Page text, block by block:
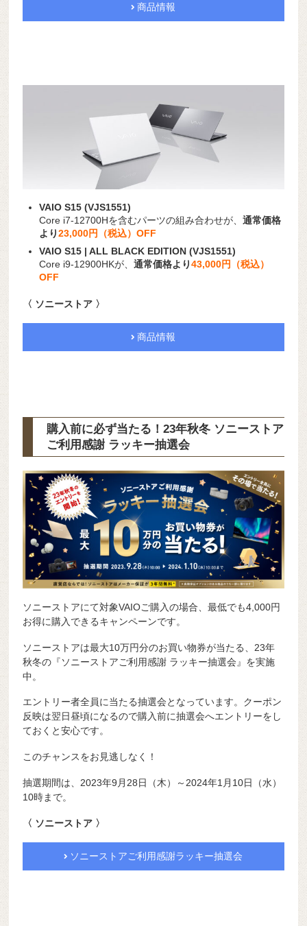
商品情報
VAIO S15 (VJS1551)
Core i7-12700Hを含むパーツの組み合わせが、通常価格
より23,000円（税込）OFF
VAIO S15 | ALL BLACK EDITION (VJS1551)
Core i9-12900HKが、通常価格より43,000円（税込）
OFF
〈 ソニーストア 〉
商品情報
購入前に必ず当たる！23年秋冬 ソニーストア
ご利用感謝 ラッキー抽選会
ソニーストアにて対象VAIOご購入の場合、最低でも4,000円
お得に購入できるキャンペーンです。
ソニーストアは最大10万円分のお買い物券が当たる、23年
秋冬の『ソニーストアご利用感謝 ラッキー抽選会』を実施
中。
エントリー者全員に当たる抽選会となっています。クーポン
反映は翌日昼頃になるので購入前に抽選会へエントリーをし
ておくと安心です。
このチャンスをお見逃しなく！
抽選期間は、2023年9月28日（木）～2024年1月10日（水）
10時まで。
〈 ソニーストア 〉
ソニーストアご利用感謝ラッキー抽選会